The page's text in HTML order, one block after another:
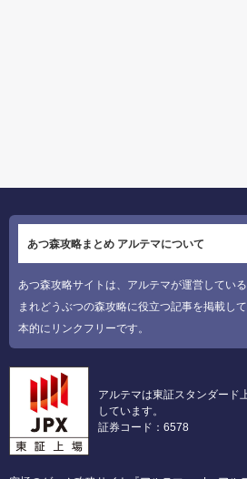
あつ森攻略まとめ アルテマについて
あつ森攻略サイトは、アルテマが運営してい
まれどうぶつの森攻略に役立つ記事を掲載し
本的にリンクフリーです。
アルテマは東証スタンダード
しています。
証券コード：6578